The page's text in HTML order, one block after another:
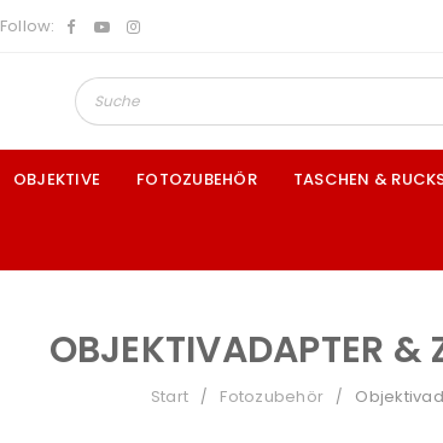
Follow:
OBJEKTIVE FOTOZUBEHÖR TASCHEN &
OBJEKTIVADAPTER &
Start / Fotozubehör /